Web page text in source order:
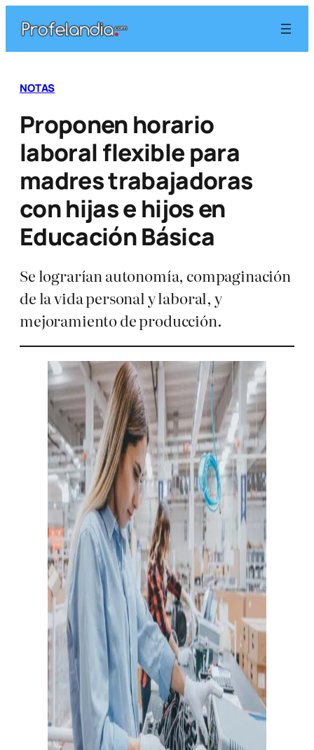
contenido
NOTAS
Proponen horario
laboral flexible para
madres trabajadoras
con hijas e hijos en
Educación Básica
Se lograrían autonomía, compaginación
de la vida personal y laboral, y
mejoramiento de producción.